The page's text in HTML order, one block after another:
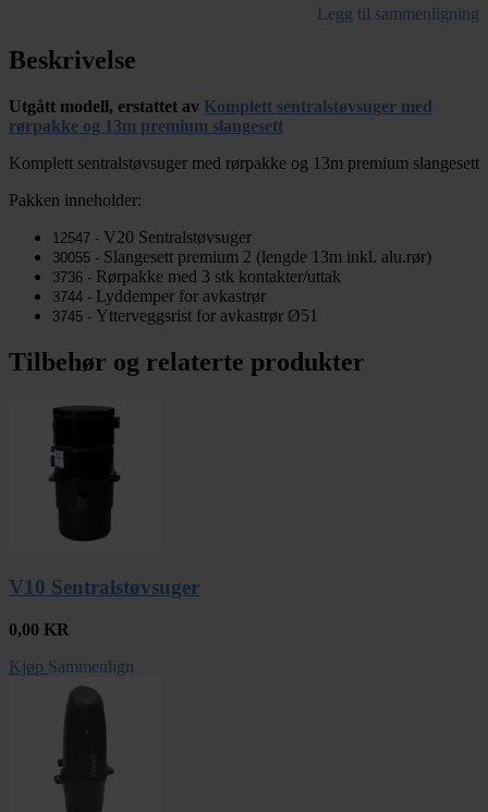
Legg til sammenligning
Beskrivelse
Utgått modell, erstattet av Komplett sentralstøvsuger med
rørpakke og 13m premium slangesett
Komplett sentralstøvsuger med rørpakke og 13m premium slangesett
Pakken inneholder:
12547 - V20 Sentralstøvsuger
30055 - Slangesett premium 2 (lengde 13m inkl. alu.rør)
3736 - Rørpakke med 3 stk kontakter/uttak
3744 - Lyddemper for avkastrør
3745 - Ytterveggsrist for avkastrør Ø51
Tilbehør og relaterte produkter
V10 Sentralstøvsuger
0,00 KR
Kjøp Sammenlign